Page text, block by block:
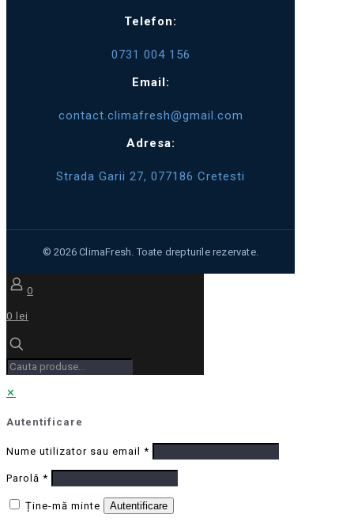
Telefon:
0731 004 156
Email:
contact.climafresh@gmail.com
Adresa:
Strada Garii 27, 077186 Cretesti
0
0 lei
✕
Autentificare
Nume utilizator sau email *
Parolă *
Ține-mă minte Autentificare